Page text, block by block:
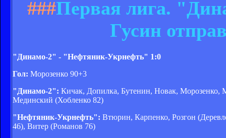
###Первая лига.
Гусин
"Динамо-2" - "Нефтяник-Укрнефть" 1:0
Гол: Морозенко 90+3
"Динамо-2": Кичак, Допилка, Бутенин, Новак, Морозенко,
Мединский (Хобленко 82)
"Нефтяник-Укрнефть": Втюрин, Карпенко, Розгон
46), Витер (Романов 76)